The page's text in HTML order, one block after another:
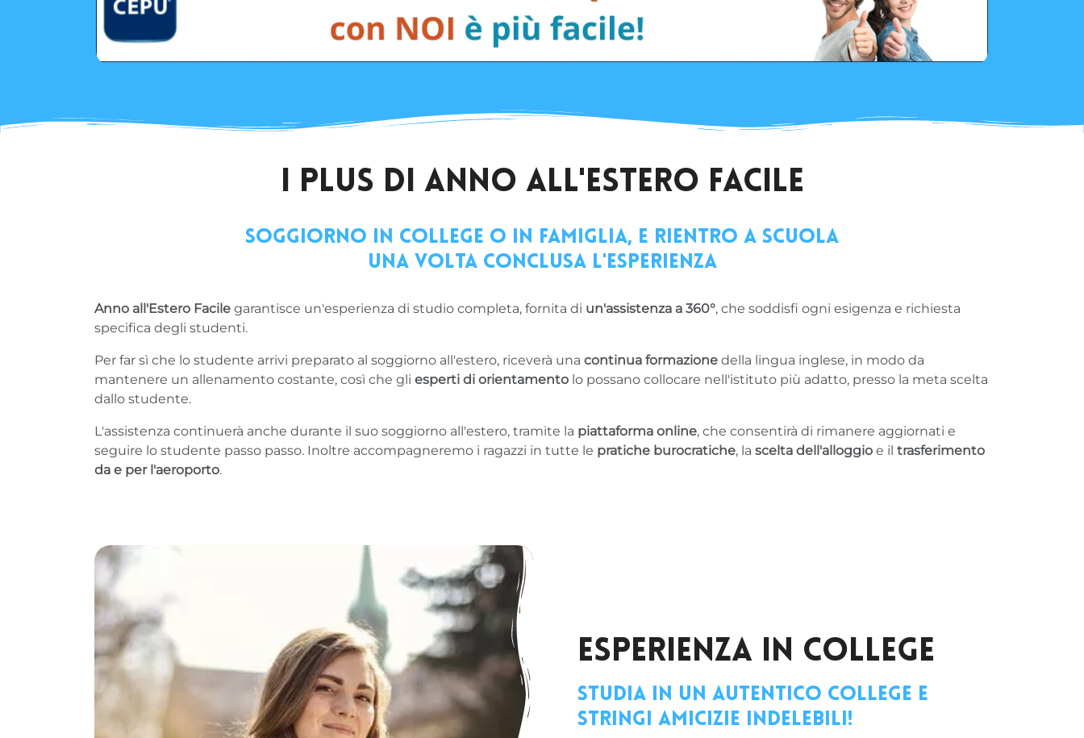
I PLUS DI ANNO ALL'ESTERO FACILE
Soggiorno in college o in famiglia, e rientro a scuola
una volta conclusa l'esperienza
Anno all'Estero Facile garantisce un'esperienza di studio completa, fornita di un'assistenza a 360°, che soddisfi ogni esigenza e richiesta
specifica degli studenti.
Per far sì che lo studente arrivi preparato al soggiorno all'estero, riceverà una continua formazione della lingua inglese, in modo da
mantenere un allenamento costante, così che gli esperti di orientamento lo possano collocare nell'istituto più adatto, presso la meta scelta
dallo studente.
L'assistenza continuerà anche durante il suo soggiorno all'estero, tramite la piattaforma online, che consentirà di rimanere aggiornati e
seguire lo studente passo passo. Inoltre accompagneremo i ragazzi in tutte le pratiche burocratiche, la scelta dell'alloggio e il trasferimento
da e per l'aeroporto.
ESPERIENZA IN COLLEGE
Studia in un autentico college e
stringi amicizie indelebili!